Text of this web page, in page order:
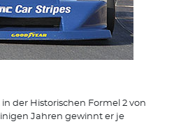
der Historischen Formel 2 von
Jahren gewinnt er je